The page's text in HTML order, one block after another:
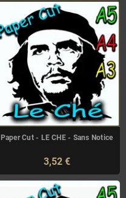
Paper Cut - LE CHE - Sans Notice
3,52 €